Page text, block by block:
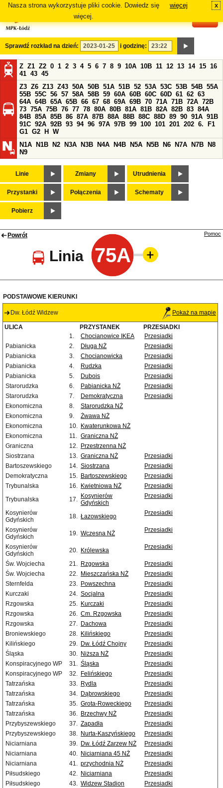
Nasza strona wykorzystuje pliki cookie. Dowiedz się
więcej.
więcej x
Sprawdź rozkład na dzień: i godzinę:
Z Z1 Z2 0 1 2 3 4 5 6 7 8 9 10A 10B 11 12 13 14 15 16
41 43 45
Z3 Z6 Z13 Z43 50A 50B 51A 51B 52 53A 53C 53B 54B 55A
55B 55C 56 57 58A 58B 59 60A 60B 60C 60D 61 62 63
64A 64B 65A 65B 66 67 68 69A 69B 70 71A 71B 72A 72B
73 75A 75B 76 77 78 80A 80B 81A 81B 82A 82B 83 84A
84B 85A 85B 86 87A 87B 88A 88B 88C 88D 89 90 91A 91B
91C 92A 92B 93 94 96 97A 97B 99 100 101 201 202 6.
F1
G1 G2 H
W
N1A
N1B N2 N3A N3B N4A N4B N5A N5B N6 N7A N7B
N8
N9
Linie Zmiany Utrudnienia
Przystanki Połączenia Schematy
Pobierz
Powrót
Linia 75A
Pomoc
PODSTAWOWE KIERUNKI
Dw. Łódź Widzew Pokaż na mapie
ULICA PRZYSTANEK
PRZESIADKI
1.
Chocianowice IKEA
Przesiadki
Pabianicka
2. Długa NŻ
Przesiadki
Pabianicka
3. Chocianowicka
Przesiadki
Pabianicka
4. Rudzka
Przesiadki
Pabianicka
5. Dubois
Przesiadki
Starorudzka
6. Pabianicka NŻ
Przesiadki
Starorudzka
7. Demokratyczna
Przesiadki
Ekonomiczna
8.
Starorudzka NŻ
Ekonomiczna
9.
Żwawa NŻ
Ekonomiczna
10. Kwaterunkowa NŻ
Ekonomiczna
11. Graniczna NŻ
Graniczna
12. Przestrzenna NŻ
Siostrzana
13. Graniczna NŻ
Przesiadki
Bartoszewskiego
14. Siostrzana
Przesiadki
Demokratyczna
15. Bartoszewskiego
Przesiadki
Trybunalska
16. Kwietniowa NŻ
Przesiadki
Trybunalska
17. Kosynierów
Gdyńskich
Przesiadki
Kosynierów
Gdyńskich
18. Łazowskiego Przesiadki
Kosynierów
Gdyńskich
19. Wczesna NŻ Przesiadki
Kosynierów
Gdyńskich
20. Królewska Przesiadki
Św. Wojciecha 21. Rzgowska
Przesiadki
Św. Wojciecha
22. Mieszczańska NŻ
Przesiadki
Sternfelda
23. Powszechna
Przesiadki
Kurczaki
24. Socjalna
Przesiadki
Rzgowska
25. Kurczaki
Przesiadki
Rzgowska
26. Cm. Rzgowska
Przesiadki
Rzgowska
27. Dachowa
Przesiadki
Broniewskiego
28. Kilińskiego
Przesiadki
Kilińskiego
29. Dw. Łódź Chojny
Przesiadki
Śląska
30. Niższa NŻ
Przesiadki
Konspiracyjnego WP
31. Śląska
Przesiadki
Konspiracyjnego WP
32. Felińskiego
Przesiadki
Tatrzańska
33. Rydla
Przesiadki
Tatrzańska
34. Dąbrowskiego
Przesiadki
Tatrzańska
35. Grota-Roweckiego
Przesiadki
Tatrzańska
36. Brzechwy NŻ
Przesiadki
Przybyszewskiego
37. Zapadła
Przesiadki
Przybyszewskiego
38. Nurta-Kaszyńskiego
Przesiadki
Niciarniana
39. Dw. Łódź Zarzew NŻ
Przesiadki
Niciarniana
40. Niciarniana 45 NŻ
Przesiadki
Niciarniana
41. przychodnia NŻ
Przesiadki
Piłsudskiego
42. Niciarniana
Przesiadki
Piłsudskiego
43. Widzew Stadion
Przesiadki